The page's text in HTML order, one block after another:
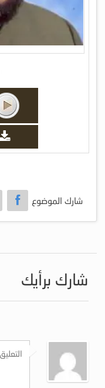
شارك الموضوع
شارك برأيك